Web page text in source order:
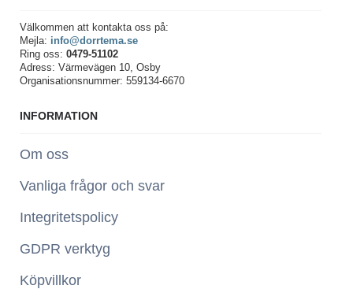
Välkommen att kontakta oss på:
Mejla: info@dorrtema.se
Ring oss: 0479-51102
Adress: Värmevägen 10, Osby
Organisationsnummer: 559134-6670
INFORMATION
Om oss
Vanliga frågor och svar
Integritetspolicy
GDPR verktyg
Köpvillkor